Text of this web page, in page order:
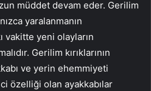
müddet devam eder. Gerilim
yaralanmanın
vakitte yeni olayların
Gerilim kırıklarının
ve yerin ehemmiyeti
özelliği olan ayakkabılar